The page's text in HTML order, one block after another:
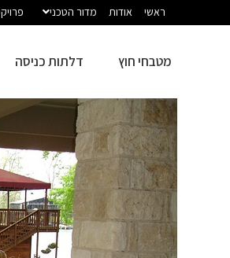
ראשי אודות מדור הטכני
מטבחי חוץ דלתות כניסה